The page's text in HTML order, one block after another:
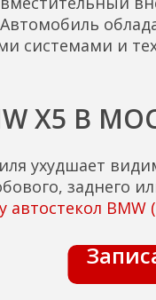
Автомобиль
системами и
X5 В
ухудшает
заднего
автостекол BMW